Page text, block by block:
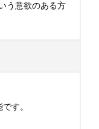
う意欲のある方
す。